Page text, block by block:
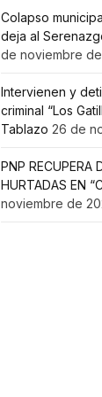
Colapso
deja al
de noviembre
Intervienen y
criminal “Los
Tablazo 26 de
PNP RECUPERA
HURTADAS EN
noviembre de